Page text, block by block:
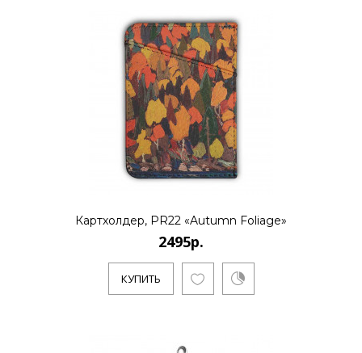
Картхолдер, PR22 «Autumn Foliage»
2495р.
КУПИТЬ